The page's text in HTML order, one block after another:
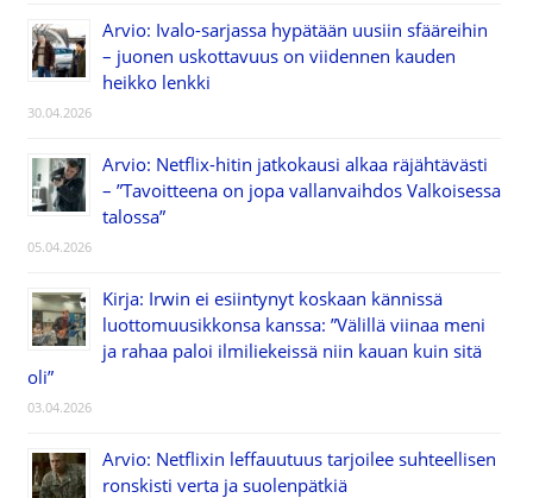
Arvio: Ivalo-sarjassa hypätään uusiin sfääreihin
– juonen uskottavuus on viidennen kauden
heikko lenkki
30.04.2026
Arvio: Netflix-hitin jatkokausi alkaa räjähtävästi
– ”Tavoitteena on jopa vallanvaihdos Valkoisessa
talossa”
05.04.2026
Kirja: Irwin ei esiintynyt koskaan kännissä
luottomuusikkonsa kanssa: ”Välillä viinaa meni
ja rahaa paloi ilmiliekeissä niin kauan kuin sitä
oli”
03.04.2026
Arvio: Netflixin leffauutuus tarjoilee suhteellisen
ronskisti verta ja suolenpätkiä